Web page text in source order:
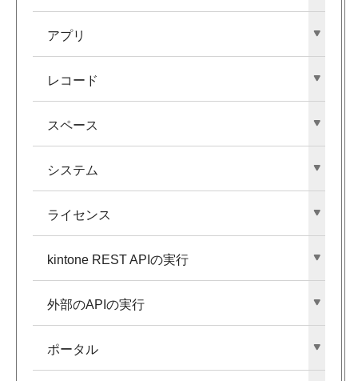
アプリ
レコード
スペース
システム
ライセンス
kintone REST APIの​実行
外部の​APIの​実行
ポータル